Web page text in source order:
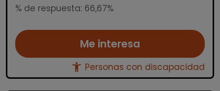
% de respuesta: 66,67%
Me interesa
accessibility_new Personas con discapacidad